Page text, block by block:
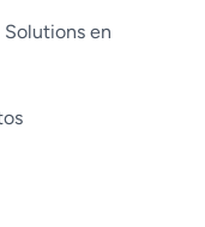
Solutions en